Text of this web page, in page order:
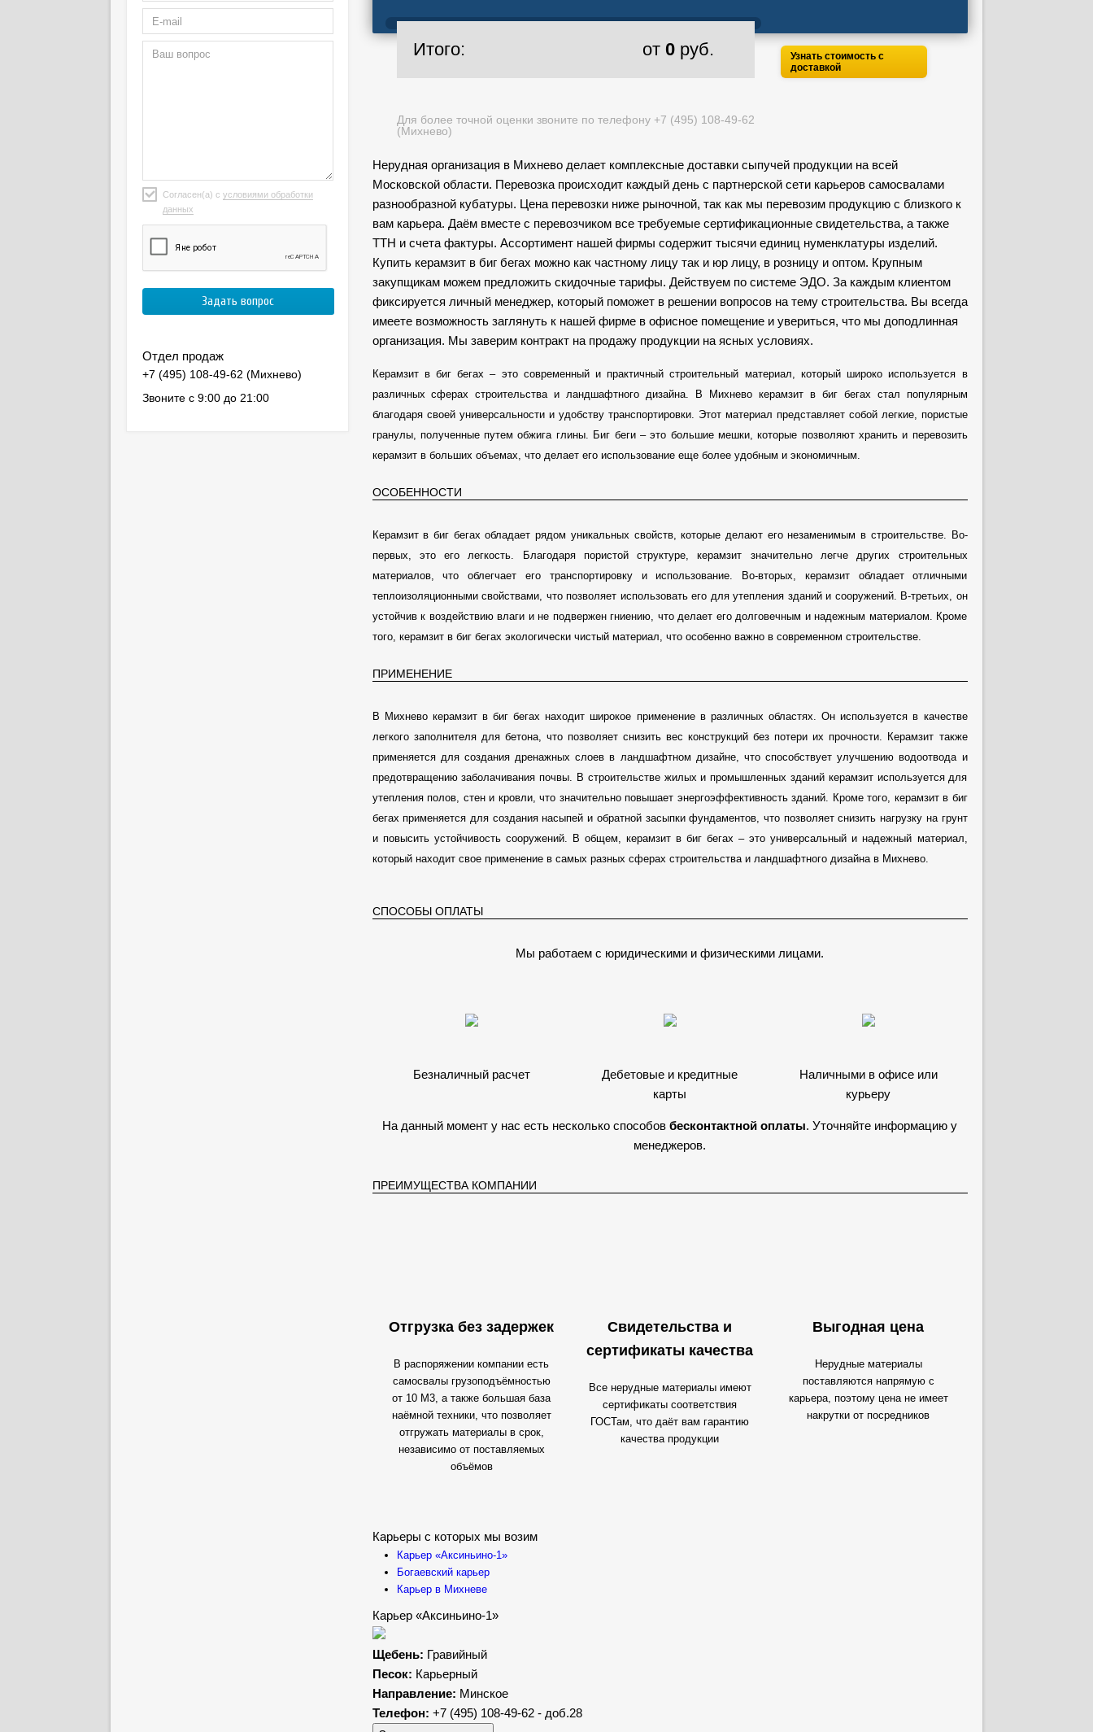
Итого: от 0руб.
Узнать стоимость с
доставкой
Нерудная организация в Михнево делает комплексные доставки сыпучей продукции на всей
Московской области. Перевозка происходит каждый день с партнерской сети карьеров самосвалами
разнообразной кубатуры. Цена перевозки ниже рыночной, так как мы перевозим продукцию с близкого к
вам карьера. Даём вместе с перевозчиком все требуемые сертификационные свидетельства, а также
ТТН и счета фактуры. Ассортимент нашей фирмы содержит тысячи единиц нуменклатуры изделий.
Купить керамзит в биг бегах можно как частному лицу так и юр лицу, в розницу и оптом. Крупным
закупщикам можем предложить скидочные тарифы. Действуем по системе ЭДО. За каждым клиентом
фиксируется личный менеджер, который поможет в решении вопросов на тему строительства. Вы всегда
имеете возможность заглянуть к нашей фирме в офисное помещение и увериться, что мы доподлинная
организация. Мы заверим контракт на продажу продукции на ясных условиях.
Керамзит в биг бегах – это современный и практичный строительный материал, который широко используется в
различных сферах строительства и ландшафтного дизайна. В Михнево керамзит в биг бегах стал популярным
благодаря своей универсальности и удобству транспортировки. Этот материал представляет собой легкие, пористые
гранулы, полученные путем обжига глины. Биг беги – это большие мешки, которые позволяют хранить и перевозить
керамзит в больших объемах, что делает его использование еще более удобным и экономичным.
ОСОБЕННОСТИ
Керамзит в биг бегах обладает рядом уникальных свойств, которые делают его незаменимым в строительстве. Во-
первых, это его легкость. Благодаря пористой структуре, керамзит значительно легче других строительных
материалов, что облегчает его транспортировку и использование. Во-вторых, керамзит обладает отличными
теплоизоляционными свойствами, что позволяет использовать его для утепления зданий и сооружений. В-третьих, он
устойчив к воздействию влаги и не подвержен гниению, что делает его долговечным и надежным материалом. Кроме
того, керамзит в биг бегах экологически чистый материал, что особенно важно в современном строительстве.
ПРИМЕНЕНИЕ
В Михнево керамзит в биг бегах находит широкое применение в различных областях. Он используется в качестве
легкого заполнителя для бетона, что позволяет снизить вес конструкций без потери их прочности. Керамзит также
применяется для создания дренажных слоев в ландшафтном дизайне, что способствует улучшению водоотвода и
предотвращению заболачивания почвы. В строительстве жилых и промышленных зданий керамзит используется для
утепления полов, стен и кровли, что значительно повышает энергоэффективность зданий. Кроме того, керамзит в биг
бегах применяется для создания насыпей и обратной засыпки фундаментов, что позволяет снизить нагрузку на грунт
и повысить устойчивость сооружений. В общем, керамзит в биг бегах – это универсальный и надежный материал,
который находит свое применение в самых разных сферах строительства и ландшафтного дизайна в Михнево.
СПОСОБЫ ОПЛАТЫ
Мы работаем с юридическими и физическими лицами.
Безналичный расчет
Дебетовые и кредитные
карты
Наличными в офисе или
курьеру
На данный момент у нас есть несколько способов бесконтактной оплаты. Уточняйте информацию у
менеджеров.
ПРЕИМУЩЕСТВА КОМПАНИИ
Отгрузка без задержек
В распоряжении компании есть
самосвалы грузоподъёмностью
от 10 М3, а также большая база
наёмной техники, что позволяет
отгружать материалы в срок,
независимо от поставляемых
объёмов
Свидетельства и
сертификаты качества
Все нерудные материалы имеют
сертификаты соответствия
ГОСТам, что даёт вам гарантию
качества продукции
Выгодная цена
Нерудные материалы
поставляются напрямую с
карьера, поэтому цена не имеет
накрутки от посредников
Карьеры с которых мы возим
Карьер «Аксиньино-1»
Богаевский карьер
Карьер в Михневе
Карьер «Аксиньино-1»
Щебень: Гравийный
Песок: Карьерный
Направление: Минское
Телефон: +7 (495) 108-49-62 - доб.28
Согласен(а) с условиями обработки
данных
Отдел продаж
Звоните с 9:00 до 21:00